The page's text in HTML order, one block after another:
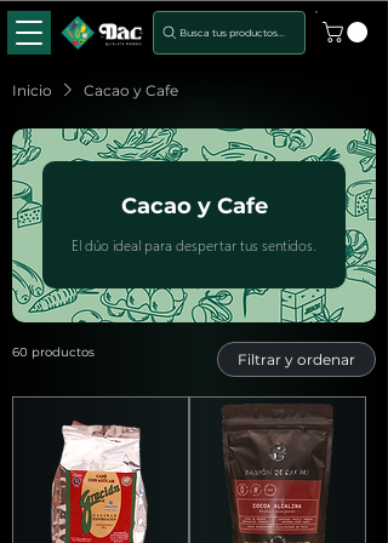
Busca tus productos...
Inicio Cacao y Cafe
Cacao y Cafe
El dúo ideal para despertar tus sentidos.
60 productos Filtrar y ordenar